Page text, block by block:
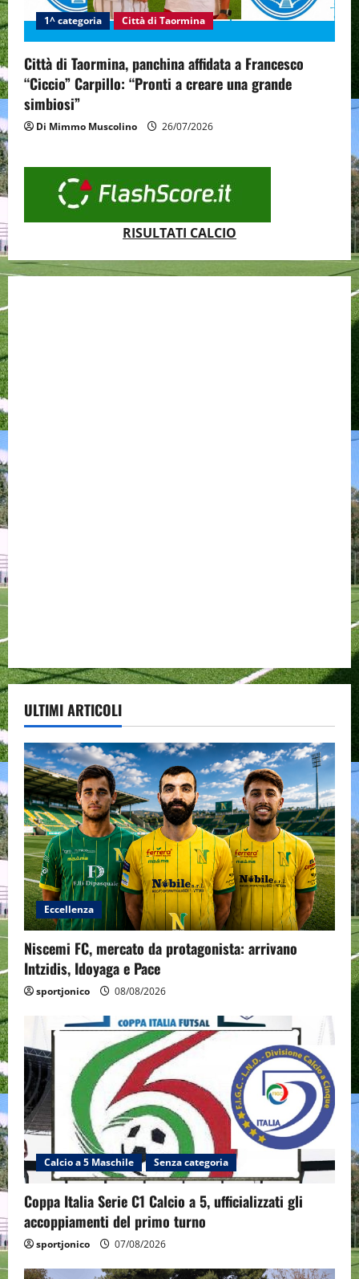
1^ categoria Città di Taormina
Città di Taormina, panchina affidata a Francesco
“Ciccio” Carpillo: “Pronti a creare una grande
simbiosi”
Di Mimmo Muscolino 26/07/2026
RISULTATI CALCIO
ULTIMI ARTICOLI
Eccellenza
Niscemi FC, mercato da protagonista: arrivano
Intzidis, Idoyaga e Pace
sportjonico 08/08/2026
Calcio a 5 Maschile Senza categoria
Coppa Italia Serie C1 Calcio a 5, ufficializzati gli
accoppiamenti del primo turno
sportjonico 07/08/2026